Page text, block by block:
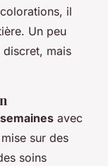
il
Un peu
mais
avec
sur des
soins